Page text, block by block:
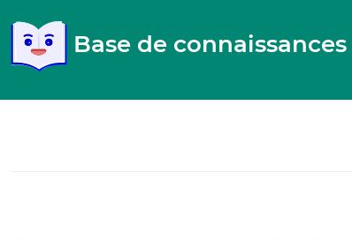
Base de connaissances